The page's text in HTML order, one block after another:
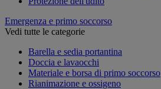
Emergenza e primo soccorso
Vedi tutte le categorie
Barella e sedia portantina
Doccia e lavaocchi
Materiale e borsa di primo soccorso
Rianimazione e ossigeno